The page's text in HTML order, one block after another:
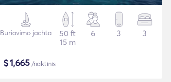
Buriavimo jachta
50 ft
15 m
6 3 3
$1,665 /naktinis